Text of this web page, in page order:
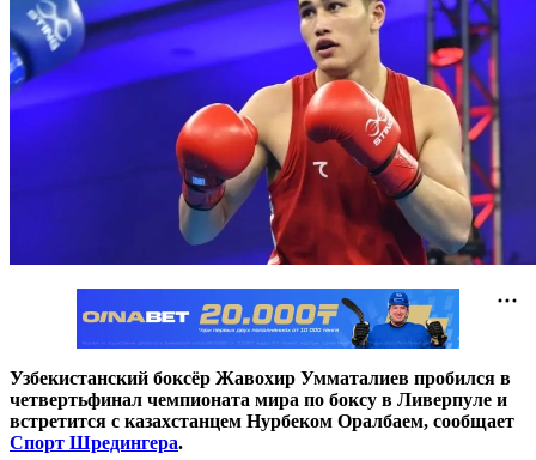
Узбекистанский боксёр Жавохир Умматалиев пробился в
четвертьфинал чемпионата мира по боксу в Ливерпуле и
встретится с казахстанцем Нурбеком Оралбаем, сообщает
Спорт Шредингера.